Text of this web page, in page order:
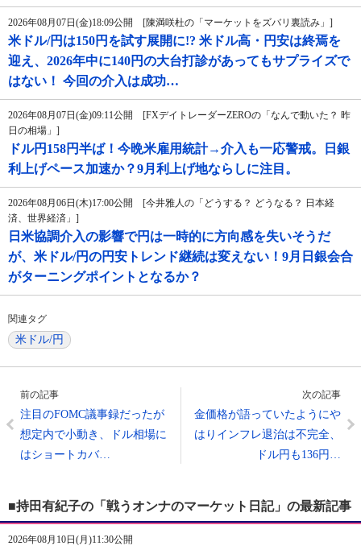
2026年08月07日(金)18:09公開 [陳満咲杜の「マーケットをズバリ裏読み」]
米ドル/円は150円を試す展開に!? 米ドル高・円安は終焉を
迎え、2026年中に140円の大台打診があってもサプライズで
はない！ 今回の介入は成功…
2026年08月07日(金)09:11公開 [FXデイトレーダーZEROの「なんで動いた？ 昨
日の相場」]
ドル円158円半ば！今晩米雇用統計→介入も一応警戒。日銀
利上げペース加速か？9月利上げ地ならしに注目。
2026年08月06日(木)17:00公開 [今井雅人の「どうする？ どうなる？ 日本経
済、世界経済」]
日米協調介入の影響で円は一時的に方向感を失いそうだ
が、米ドル/円の円安トレンド継続は変えない！9月日銀会合
がターニングポイントとなるか？
関連タグ
米ドル/円
前の記事
注目のFOMC議事録だったが
想定内で小動き、ドル相場に
はショートカバ…
次の記事
金価格が語っていたようにや
はりインフレ退治は不完全、
ドル円も136円…
■持田有紀子の「戦うオンナのマーケット日記」の最新記事
2026年08月10日(月)11:30公開